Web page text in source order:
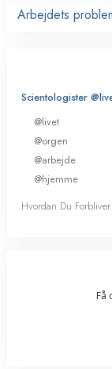
Arbejdets
Scientologister
@livet
@orgen
@arbejde
@hjemme
Hvordan Du Forbliver
Få